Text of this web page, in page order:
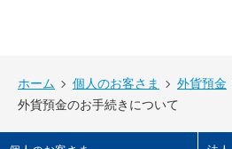
ホーム 個人のお客さま 外貨預金
外貨預金のお手続きについて